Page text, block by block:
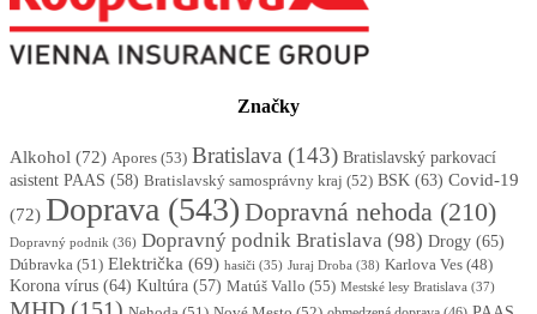
Značky
Alkohol (72) Apores (53) Bratislava (143) Bratislavský parkovací
asistent PAAS (58) Bratislavský samosprávny kraj (52) BSK (63) Covid-19
(72) Doprava (543) Dopravná nehoda (210)
Dopravný podnik (36) Dopravný podnik Bratislava (98) Drogy (65)
Dúbravka (51) Električka (69) hasiči (35) Juraj Droba (38) Karlova Ves (48)
Korona vírus (64) Kultúra (57) Matúš Vallo (55) Mestské lesy Bratislava (37)